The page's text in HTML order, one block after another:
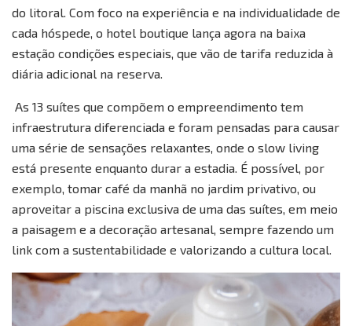
do litoral. Com foco na experiência e na individualidade de
cada hóspede, o hotel boutique lança agora na baixa
estação condições especiais, que vão de tarifa reduzida à
diária adicional na reserva.
As 13 suítes que compõem o empreendimento tem
infraestrutura diferenciada e foram pensadas para causar
uma série de sensações relaxantes, onde o slow living
está presente enquanto durar a estadia. É possível, por
exemplo, tomar café da manhã no jardim privativo, ou
aproveitar a piscina exclusiva de uma das suítes, em meio
a paisagem e a decoração artesanal, sempre fazendo um
link com a sustentabilidade e valorizando a cultura local.